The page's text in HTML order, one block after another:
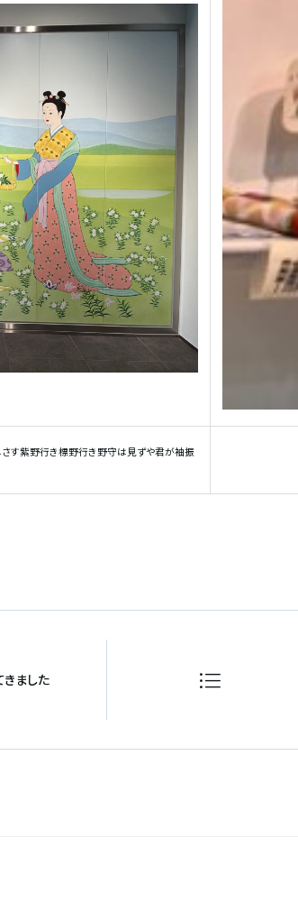
す紫野行き標野行き野守は見ずや君が袖振
ました